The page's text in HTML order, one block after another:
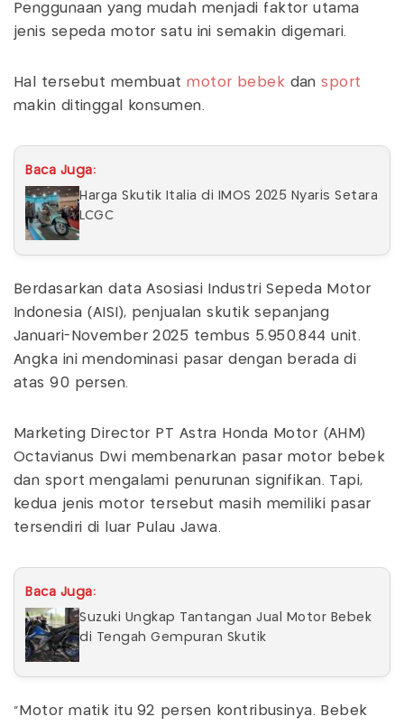
Penggunaan yang mudah menjadi faktor utama
jenis sepeda motor satu ini semakin digemari.
Hal tersebut membuatmotor bebek dansport
makin ditinggal konsumen.
Baca Juga:
Harga Skutik Italia di IMOS 2025 Nyaris Setara
LCGC
Berdasarkan data Asosiasi Industri Sepeda Motor
Indonesia (AISI), penjualan skutik sepanjang
Januari-November 2025 tembus 5.950.844 unit.
Angka ini mendominasi pasar dengan berada di
atas 90 persen.
Marketing Director PT Astra Honda Motor (AHM)
Octavianus Dwi membenarkan pasar motor bebek
dan sport mengalami penurunan signifikan. Tapi,
kedua jenis motor tersebut masih memiliki pasar
tersendiri di luar Pulau Jawa.
Baca Juga:
Suzuki Ungkap Tantangan Jual Motor Bebek
di Tengah Gempuran Skutik
"Motor matik itu 92 persen kontribusinya. Bebek